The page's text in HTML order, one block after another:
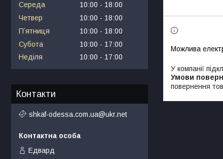
У компанії
повернення
Середа
10:00
18:00
Четвер
10:00
18:00
Пʼятниця
10:00
18:00
Субота
10:00
17:00
Неділя
10:00 17:00
Контакти
shkaf-odessa.com.ua@ukr.net
Едвард